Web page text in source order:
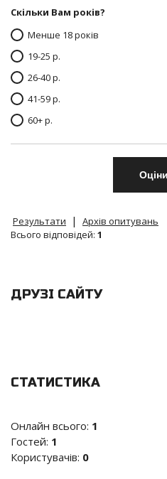
Скільки Вам років?
Менше 18 років
19-25 р.
26-40 р.
41-59 р.
60+ р.
Результати |
Архів опитувань
Всього відповідей: 1
ДРУЗІ САЙТУ
СТАТИСТИКА
Онлайн всього: 1
Гостей: 1
Користувачів: 0